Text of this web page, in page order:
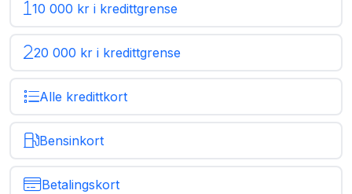
10 000 kr i kredittgrense
20 000 kr i kredittgrense
Alle kredittkort
Bensinkort
Betalingskort